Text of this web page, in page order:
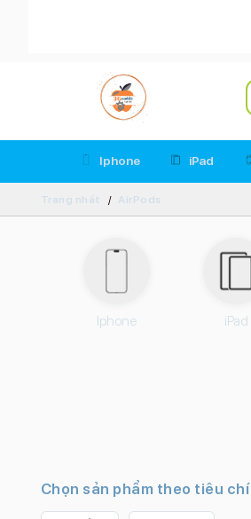
Iphone iPad
Trang nhất AirPods
Iphone iPad
Chọn sản phẩm theo tiêu chí